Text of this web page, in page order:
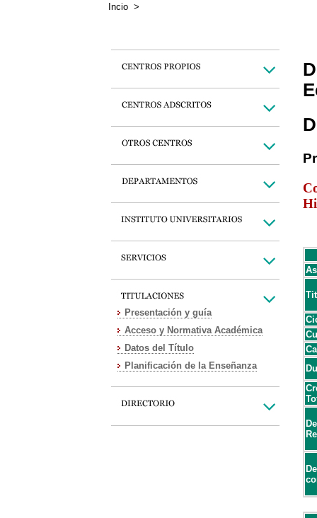
Incio >
Presentación y guía
Acceso y Normativa Académica
Datos del Título
Planificación de la Enseñanza